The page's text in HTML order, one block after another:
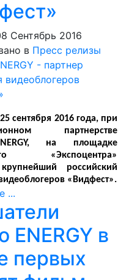
Сентябрь 2016
в Пресс релизы
сентября 2016 года, при
партнерстве
, на площадке
«Экспоцентра»
крупнейший российский
«Видфест».
...
ENERGY в
первых